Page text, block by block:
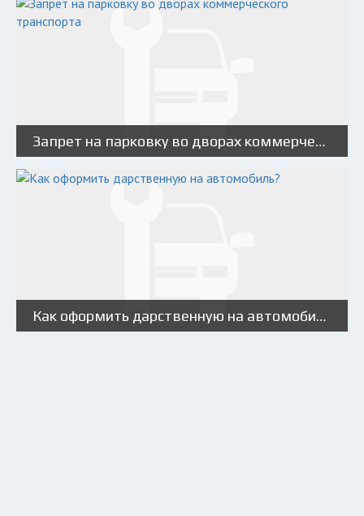
Запрет на парковку во дворах коммерческого транспорта
Как оформить дарственную на автомобиль?